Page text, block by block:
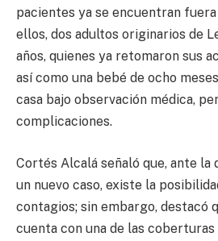
pacientes ya se encuentran
ellos, dos adultos originarios de
años, quienes ya retomaron sus
así como una bebé de ocho
casa bajo observación médica,
complicaciones.
Cortés Alcalá señaló que, ante
un nuevo caso, existe la
contagios; sin embargo, destacó
cuenta con una de las coberturas